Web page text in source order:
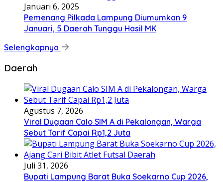
Januari 6, 2025
Pemenang Pilkada Lampung Diumumkan 9
Januari, 5 Daerah Tunggu Hasil MK
Selengkapnya
Daerah
Agustus 7, 2026
Viral Dugaan Calo SIM A di Pekalongan, Warga
Sebut Tarif Capai Rp1,2 Juta
Juli 31, 2026
Bupati Lampung Barat Buka Soekarno Cup 2026,